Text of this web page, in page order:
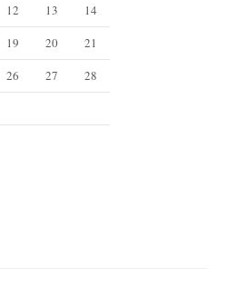
12 13
14
19 20
21
26 27
28